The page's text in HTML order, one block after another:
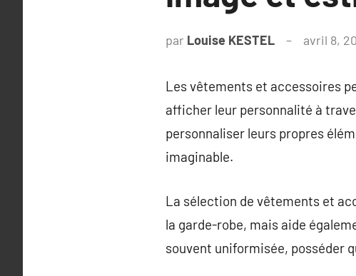
par Louise KESTEL avril 8,
Les vêtements et accessoires
afficher leur personnalité à
personnaliser leurs propres
imaginable.
La sélection de vêtements et
la garde-robe, mais aide
souvent uniformisée, posséder